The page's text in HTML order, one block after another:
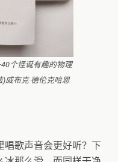
个怪诞有趣的物理
)威布克·德伦克哈恩
唱歌声音会更好听？下